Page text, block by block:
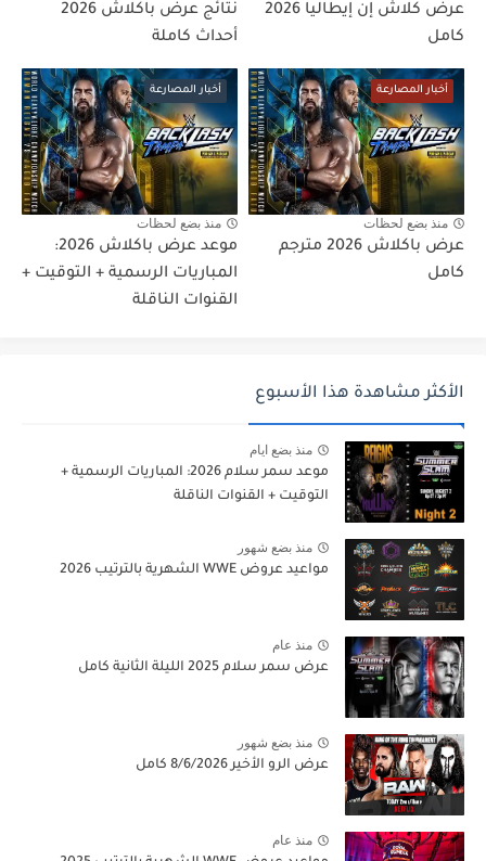
عرض كلاش إن إيطاليا 2026
كامل
نتائج عرض باكلاش 2026
أحداث كاملة
أخبار المصارعة
منذ بضع لحظات
عرض باكلاش 2026 مترجم
كامل
أخبار المصارعة
منذ بضع لحظات
موعد عرض باكلاش 2026:
المباريات الرسمية + التوقيت +
القنوات الناقلة
الأكثر مشاهدة هذا الأسبوع
منذ بضع ايام
موعد سمر سلام 2026: المباريات الرسمية +
التوقيت + القنوات الناقلة
منذ بضع شهور
مواعيد عروض WWE الشهرية بالترتيب 2026
منذ عام
عرض سمر سلام 2025 الليلة الثانية كامل
منذ بضع شهور
عرض الرو الأخير 8/6/2026 كامل
منذ عام